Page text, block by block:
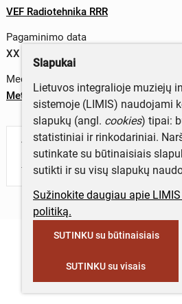
VEF Radiotehnika RRR
Pagaminimo data
XX a. 5 deš.
Medžiagos
Metalas;plastikas;medis
Turite daugiau informacijos apie
Parašykite mums!
Slapukai
Lietuvos integralioje muziejų
sistemoje (LIMIS) naudojami
slapukų (angl. cookies) tipai:
statistiniai ir rinkodariniai.
sutinkate su būtinaisiais
sutikti ir su visų slapukų
Sužinokite daugiau apie
politiką.
SUTINKU su būtinaisiais
SUTINKU su visais